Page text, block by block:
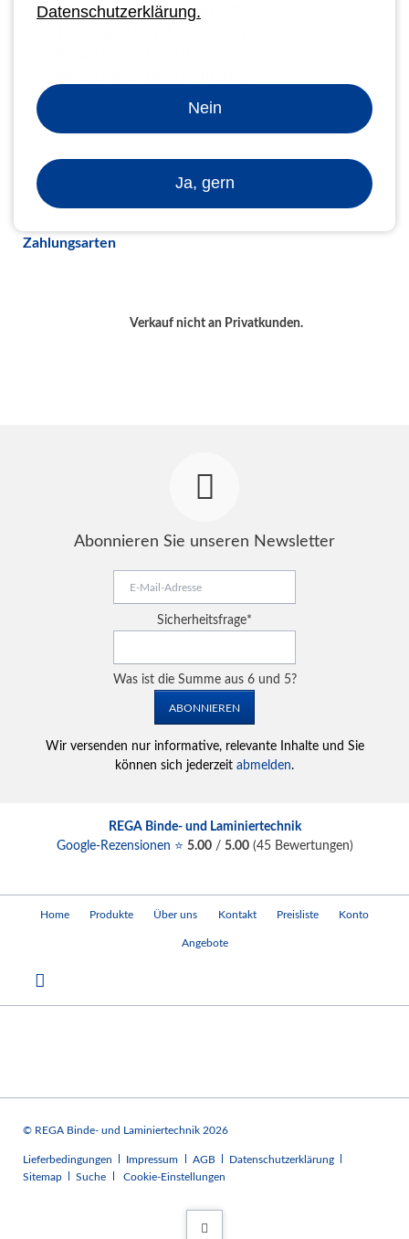
Bindemaschinen zum Verarbeiten
Zurück
Zahlungsarten
Verkauf nicht an Privatkunden.
Abonnieren Sie unseren Newsletter
Adresse
Pflichtfeld
Sicherheitsfrage*
Was ist die Summe aus 6 und 5?
ABONNIEREN
Wir versenden nur informative, relevante Inhalte und Sie
können sich jederzeit abmelden.
Home Produkte Über uns Kontakt Preisliste Konto
Angebote
REGA Binde- und Laminiertechnik
Google-Rezensionen ⭐ 5.00/ 5.00(45Bewertungen)
© REGA Binde- und Laminiertechnik 2026
Navigation
überspringen
Lieferbedingungen Impressum AGB
Datenschutzerklärung
Sitemap
Suche Cookie-Einstellungen
Datenschutzerklärung.
Nein
Ja, gern